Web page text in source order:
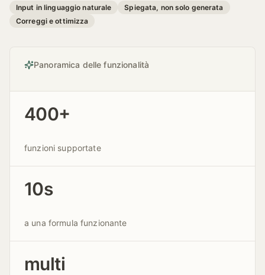
Input in linguaggio naturale
Spiegata, non solo generata
Correggi e ottimizza
Panoramica delle funzionalità
400+
funzioni supportate
10s
a una formula funzionante
multi